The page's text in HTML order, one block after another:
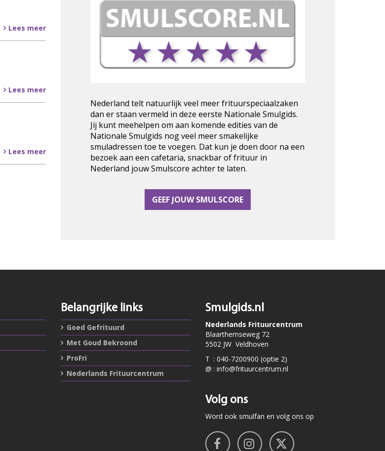
Lees meer
Lees meer
Lees meer
Nederland telt natuurlijk veel meer frituurspeciaalzaken
dan er staan vermeld in deze eerste Nationale Smulgids.
Jij kunt meehelpen om aan komende edities van de
Nationale Smulgids nog veel meer smakelijke
smuladressen toe te voegen. Dat kun je doen door na een
bezoek aan een cafetaria, snackbar of frituur in
Nederland jouw Smulscore achter te laten.
GEEF JOUW SMULSCORE
Belangrijke links
Goed Gefrituurd
Met Goud Bekroond
ProFri
Nederlands Frituurcentrum
Smulgids.nl
Nederlands Frituurcentrum
Blaarthemseweg 72
5502 JW Veldhoven
T : 040-7200900 (optie 2)
@ : info@frituurcentrum.nl
Volg ons
Word ook smulfan en volg ons op